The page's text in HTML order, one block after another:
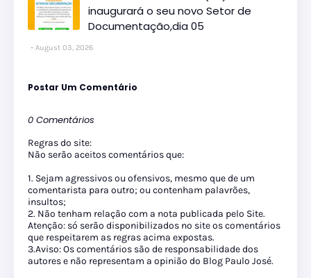
inaugurará o seu novo Setor de
Documentação,dia 05
August 03, 2026
Postar Um Comentário
0 Comentários
Regras do site:
Não serão aceitos comentários que:
1. Sejam agressivos ou ofensivos, mesmo que de um
comentarista para outro; ou contenham palavrões,
insultos;
2. Não tenham relação com a nota publicada pelo Site.
Atenção: só serão disponibilizados no site os comentários
que respeitarem as regras acima expostas.
3.Aviso: Os comentários são de responsabilidade dos
autores e não representam a opinião do Blog Paulo José.